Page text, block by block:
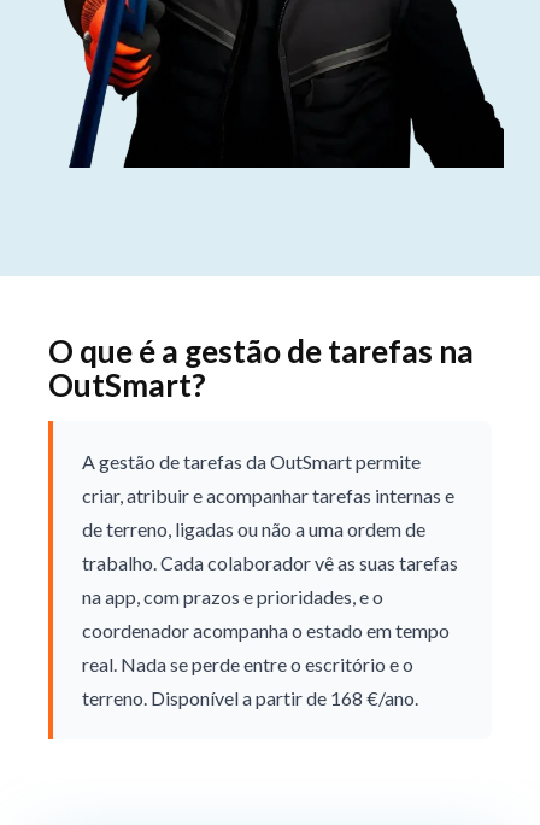
O que é a gestão de tarefas na
OutSmart?
A gestão de tarefas da OutSmart permite
criar, atribuir e acompanhar tarefas internas e
de terreno, ligadas ou não a uma ordem de
trabalho. Cada colaborador vê as suas tarefas
na app, com prazos e prioridades, e o
coordenador acompanha o estado em tempo
real. Nada se perde entre o escritório e o
terreno. Disponível a partir de 168 €/ano.